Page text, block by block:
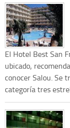
El Hotel Best San
ubicado,
conocer Salou. Se
categoría tres